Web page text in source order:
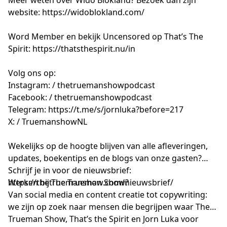
website: https://widoblokland.com/
Word Member en bekijk Uncensored op That’s The
Spirit: https://thatsthespirit.nu/in
Volg ons op:
Instagram: / thetruemanshowpodcast
Facebook: / thetruemanshowpodcast
Telegram: https://t.me/s/jornluka?before=217
X: / TruemanshowNL
Wekelijks op de hoogte blijven van alle afleveringen,
updates, boekentips en de blogs van onze gasten?
Schrijf je in voor de nieuwsbrief:
https://thetruemanshow.com/nieuwsbrief/
Werken bij The Trueman Show?
Van social media en content creatie tot copywriting:
we zijn op zoek naar mensen die begrijpen waar The
Trueman Show, That’s the Spirit en Jorn Luka voor